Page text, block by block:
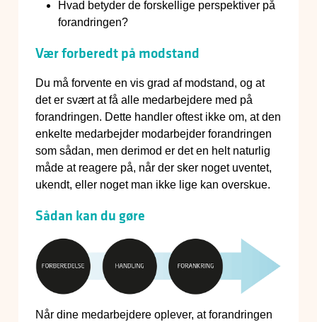
Hvad betyder de forskellige perspektiver på
forandringen?
Vær forberedt på modstand
Du må forvente en vis grad af modstand, og at
det er svært at få alle medarbejdere med på
forandringen. Dette handler oftest ikke om, at den
enkelte medarbejder modarbejder forandringen
som sådan, men derimod er det en helt naturlig
måde at reagere på, når der sker noget uventet,
ukendt, eller noget man ikke lige kan overskue.
Sådan kan du gøre
Når dine medarbejdere oplever, at forandringen